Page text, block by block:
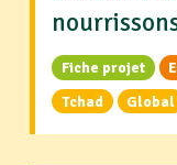
Fiche projet
Tchad
Global